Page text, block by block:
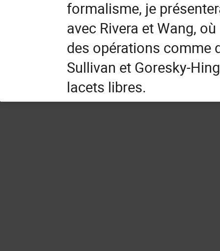
formalisme, je
avec Rivera et Wang,
des opérations comme
Sullivan et Goresky-
lacets libres.